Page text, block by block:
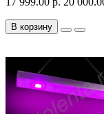
В корзину